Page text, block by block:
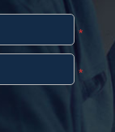
*
*